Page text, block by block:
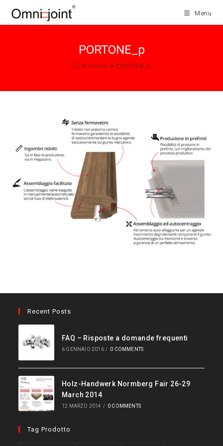
Menu
PORTONE_p
> Portes > PORTONE_p
Recent Posts
FAQ – Risposte a domande frequenti
6 GENNAIO 2016 / 0 COMMENTS
Holz-Handwerk Normberg Fair 26-29
March 2014
12 MARZO 2014 / 0 COMMENTS
Tag Prodotto